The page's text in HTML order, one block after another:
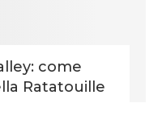
come
Ratatouille